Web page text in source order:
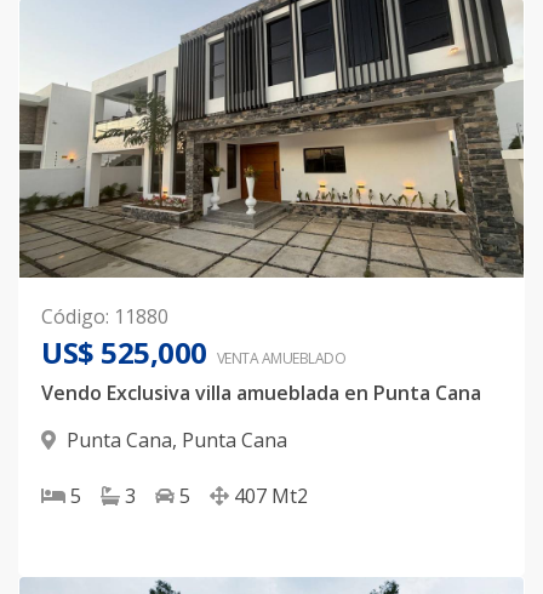
Código: 11880
US$ 525,000 VENTA AMUEBLADO
Vendo Exclusiva villa amueblada en Punta Cana
Punta Cana, Punta Cana
5 3 5 407 Mt2